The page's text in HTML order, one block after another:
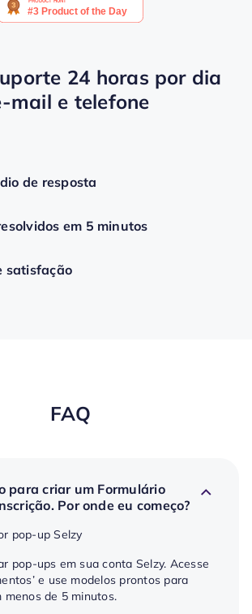
24 horas por dia
mail e telefone
de resposta
em 5 minutos
satisfação
FAQ
para criar um Formulário
Por onde eu começo?
pop-up Selzy
pop-ups em sua conta Selzy. Acesse
e use modelos prontos para
menos de 5 minutos.